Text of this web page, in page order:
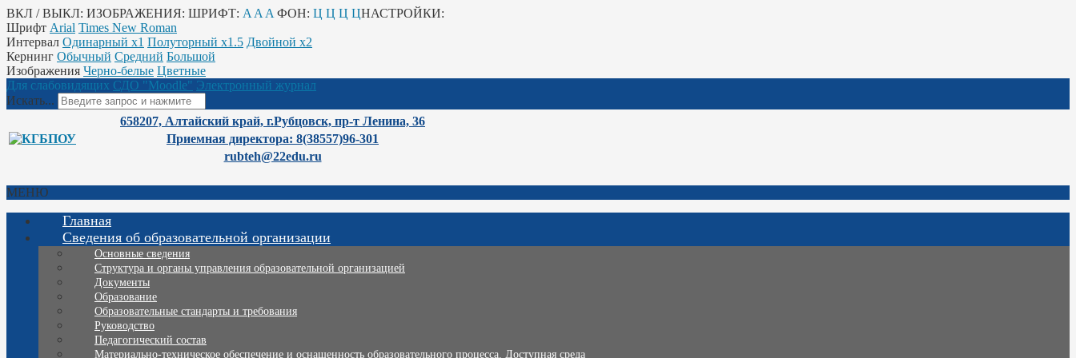
ВКЛ / ВЫКЛ: ИЗОБРАЖЕНИЯ: ШРИФТ: A A A ФОН: Ц Ц Ц ЦНАСТРОЙКИ:
Шрифт Arial Times New Roman
Интервал Одинарный х1 Полуторный х1.5 Двойной х2
Кернинг Обычный Средний Большой
Изображения Черно-белые Цветные
Для слабовидящих СДО "Moodle" Электронный журнал
Искать...
658207, Алтайский край, г.Рубцовск, пр-т Ленина, 36
Приемная директора: 8(38557)96-301
rubteh@22edu.ru
МЕНЮ
Главная
Сведения об образовательной организации
Основные сведения
Структура и органы управления образовательной организацией
Документы
Образование
Образовательные стандарты и требования
Руководство
Педагогический состав
Материально-техническое обеспечение и оснащенность образовательного процесса. Доступная среда